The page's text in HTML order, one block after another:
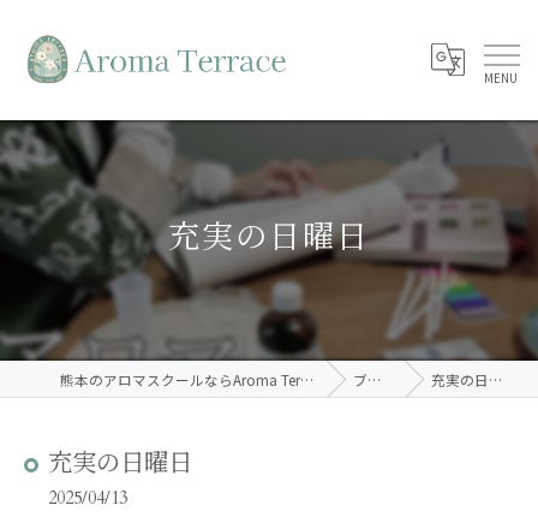
充実の日曜日
熊本のアロマスクールならAroma Terrace ブログ 充実の日曜日
充実の日曜日
2025/04/13